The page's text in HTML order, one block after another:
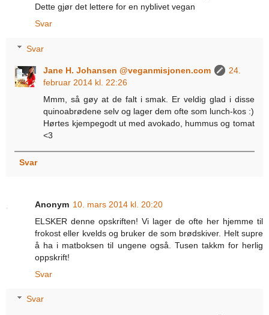
Dette gjør det lettere for en nyblivet vegan
Svar
Svar
Jane H. Johansen @veganmisjonen.com
24.
februar 2014 kl. 22:26
Mmm, så gøy at de falt i smak. Er veldig glad i disse
quinoabrødene selv og lager dem ofte som lunch-kos :)
Hørtes kjempegodt ut med avokado, hummus og tomat
<3
Svar
Anonym 10. mars 2014 kl. 20:20
ELSKER denne opskriften! Vi lager de ofte her hjemme til
frokost eller kvelds og bruker de som brødskiver. Helt supre
å ha i matboksen til ungene også. Tusen takkm for herlig
oppskrift!
Svar
Svar